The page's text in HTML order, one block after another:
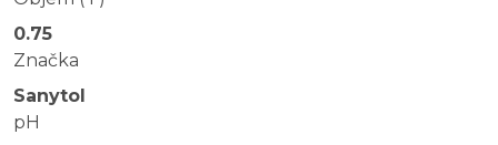
0.75
Značka
Sanytol
pH